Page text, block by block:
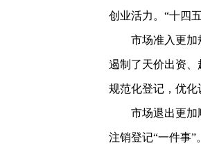
创业活力。“十四
市场准入更加
遏制了天价出资、
规范化登记，优化
市场退出更加
注销登记“一件事